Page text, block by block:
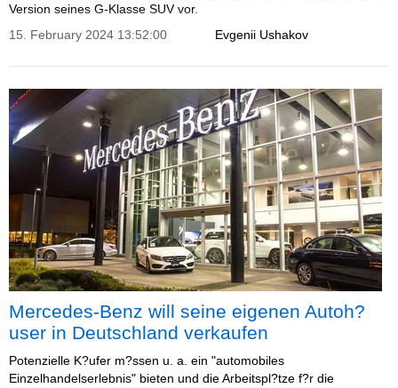
Version seines G-Klasse SUV vor.
Evgenii Ushakov
15. February 2024 13:52:00
Mercedes-Benz will seine eigenen Autoh?
user in Deutschland verkaufen
Potenzielle K?ufer m?ssen u. a. ein "automobiles
Einzelhandelserlebnis" bieten und die Arbeitspl?tze f?r die